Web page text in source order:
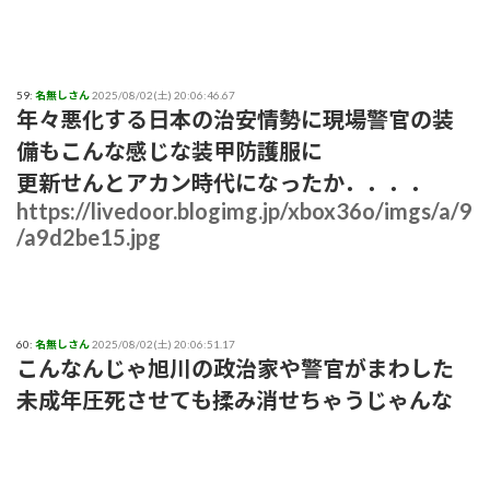
59: 名無しさん2025/08/02(土) 20:06:46.67
年々悪化する日本の治安情勢に現場警官の装
備もこんな感じな装甲防護服に
更新せんとアカン時代になったか．．．．
https://livedoor.blogimg.jp/xbox36o/imgs/a/9
/a9d2be15.jpg
60: 名無しさん2025/08/02(土) 20:06:51.17
こんなんじゃ旭川の政治家や警官がまわした
未成年圧死させても揉み消せちゃうじゃんな